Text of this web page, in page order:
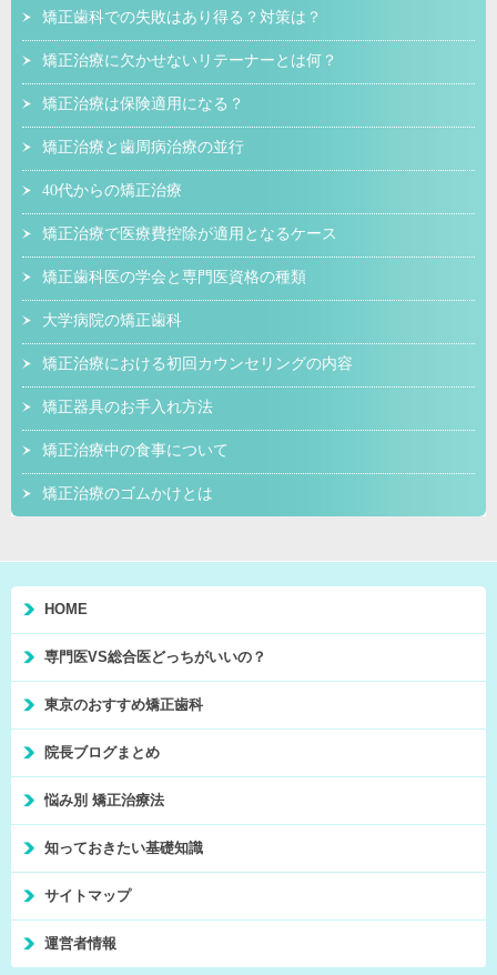
矯正歯科での失敗はあり得る？対策は？
矯正治療に欠かせないリテーナーとは何？
矯正治療は保険適用になる？
矯正治療と歯周病治療の並行
40代からの矯正治療
矯正治療で医療費控除が適用となるケース
矯正歯科医の学会と専門医資格の種類
大学病院の矯正歯科
矯正治療における初回カウンセリングの内容
矯正器具のお手入れ方法
矯正治療中の食事について
矯正治療のゴムかけとは
HOME
専門医VS総合医どっちがいいの？
東京のおすすめ矯正歯科
院長ブログまとめ
悩み別 矯正治療法
知っておきたい基礎知識
サイトマップ
運営者情報